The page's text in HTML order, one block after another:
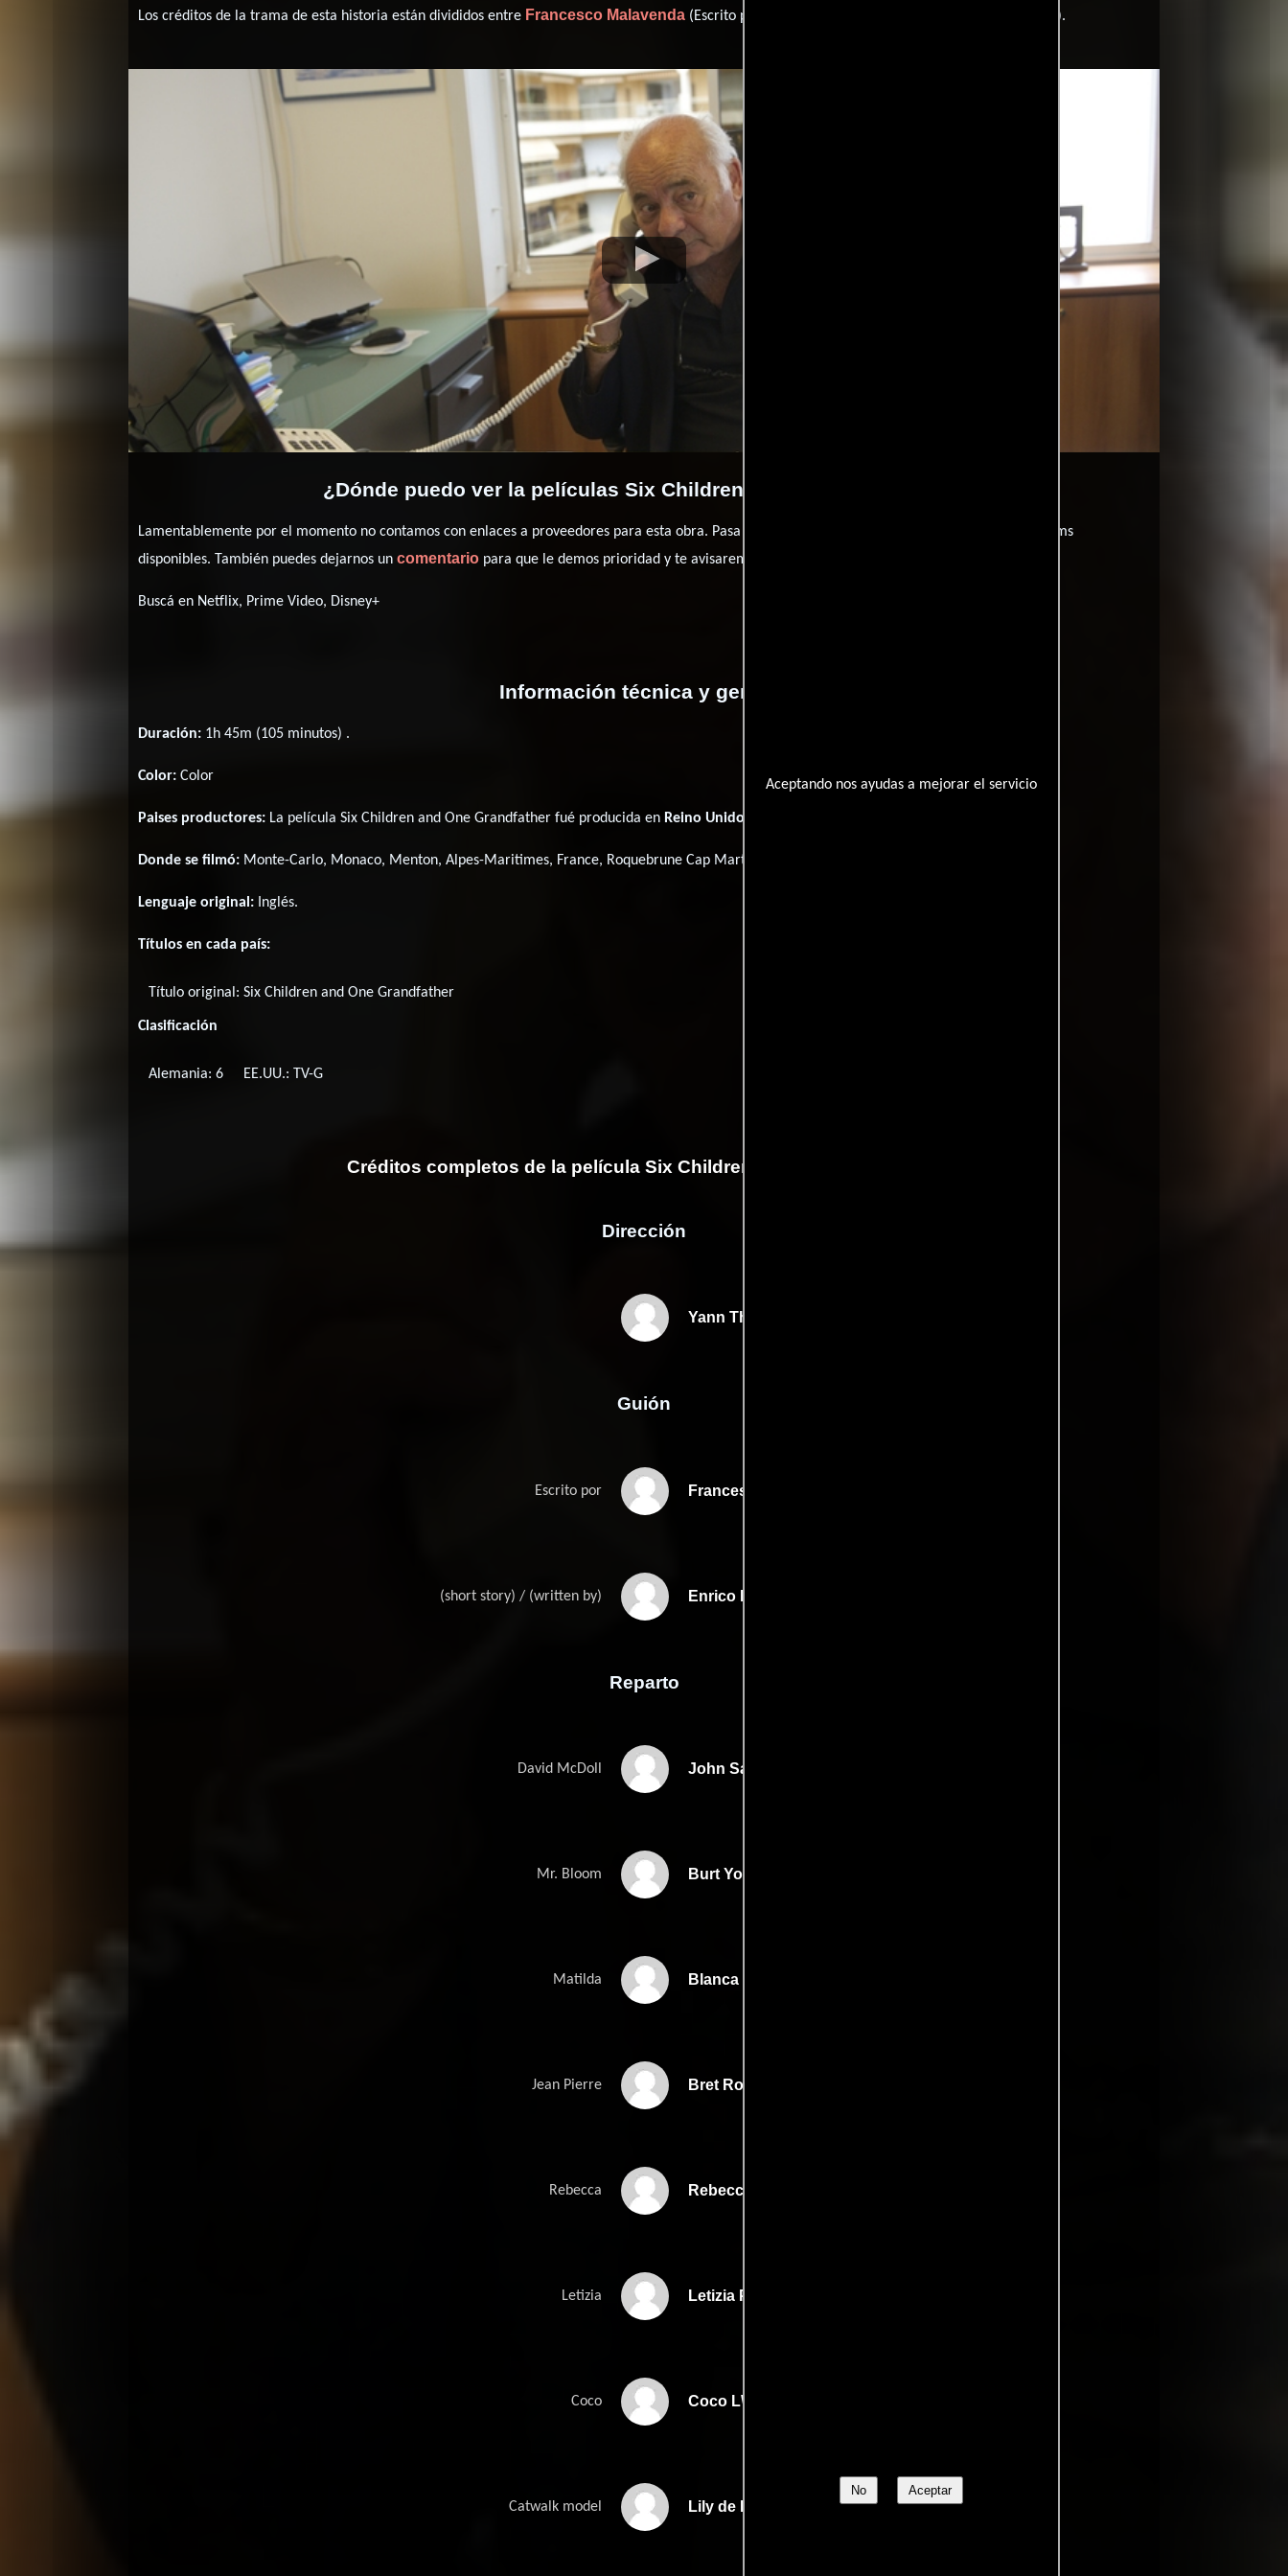
Aceptando nos ayudas a mejorar el servicio
No Aceptar
Los créditos de la trama de esta historia están divididos entre Francesco Malavenda (Escrito por) y ((short story) / (written by)).
¿Dónde puedo ver la películas Six Children and One Grandfather?
Lamentablemente por el momento no contamos con enlaces a proveedores para esta obra. Pasa por nuestro catálogo de
y encuentra films
disponibles. También puedes dejarnos uncomentario para que le demos prioridad y te avisaremos cuando se encuentre disponible
Buscá en Netflix, Prime Video, Disney+
Información técnica y general
Duración: 1h 45m (105 minutos) .
Color: Color
Paises productores: La película Six Children and One Grandfather fué producida en Reino Unido
Donde se filmó: Monte-Carlo, Monaco, Menton, Alpes-Maritimes, France, Roquebrune Cap Martin, Alpes-Maritimes, France y Eze, France.
Lenguaje original: Inglés.
Títulos en cada país:
Título original: Six Children and One Grandfather
Clasificación
Alemania: 6 EE.UU.: TV-G
Créditos completos de la película Six Children and One Grandfather
Dirección
Yann Thomas
Guión
Escrito por Francesco Malavendas
(short story) / (written by) Enrico Pinoccis
Reparto
David McDoll John Savage
Mr. Bloom Burt Young
Matilda Blanca Blanco
Jean Pierre Bret Roberts
Rebecca Rebecca Pinocci
Letizia Letizia Pinocci
Coco Coco L\'Heureux
Catwalk model Lily de La Hosseraye